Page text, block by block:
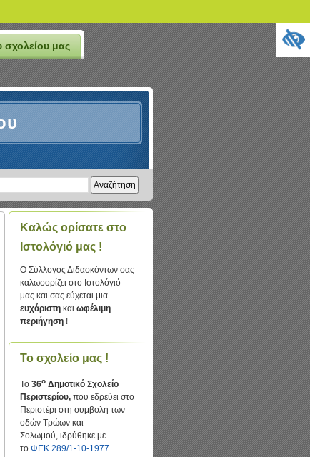
σχολείου μας
Καλώς ορίσατε στο
Ιστολόγιό μας !
Ο Σύλλογος Διδασκόντων σας
καλωσορίζει στο Ιστολόγιό
μας και σας εύχεται μια
ευχάριστη και ωφέλιμη
περιήγηση !
Το σχολείο μας !
Το 36ο Δημοτικό Σχολείο
Περιστερίου, που εδρεύει στο
Περιστέρι στη συμβολή των
οδών Τρώων και
Σολωμού, ιδρύθηκε με
το ΦΕΚ 289/1-10-1977.